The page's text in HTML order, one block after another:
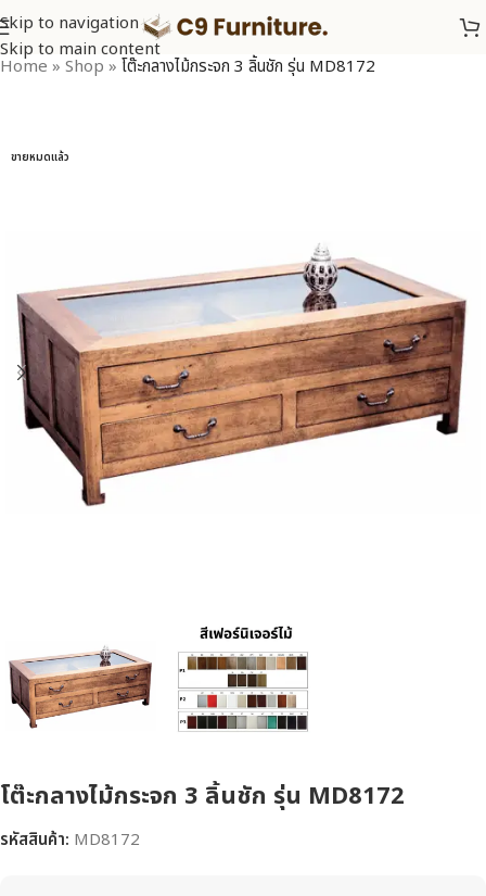
Skip to navigation
Skip to main content
Home » Shop » โต๊ะกลางไม้กระจก 3 ลิ้นชัก รุ่น MD8172
ขายหมดแล้ว
โต๊ะกลางไม้กระจก 3 ลิ้นชัก รุ่น MD8172
รหัสสินค้า: MD8172